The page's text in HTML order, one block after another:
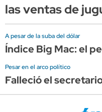
las ventas de
A pesar de la suba del dólar
Índice Big Mac: el
Pesar en el arco político
Falleció el